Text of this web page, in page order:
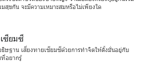
สุขกัน จะมีความเหมาะสมหรือไม่เพียงใด
เซียมซี
ษฐาน เสี่ยงทายเซียมซีด้วยการทำจิตให้ตั้งมั่นอยู่กับ
อยากรู้